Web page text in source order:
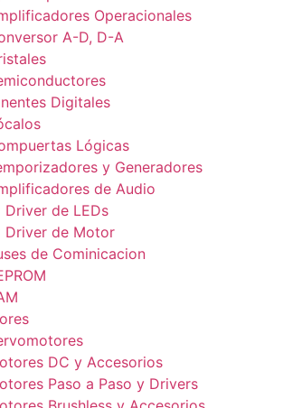
Operacionales
A-D, D-A
Digitales
Lógicas
y Generadores
de Audio
Driver de LEDs
Driver de Motor
de Cominicacion
DC y Accesorios
Paso a Paso y Drivers